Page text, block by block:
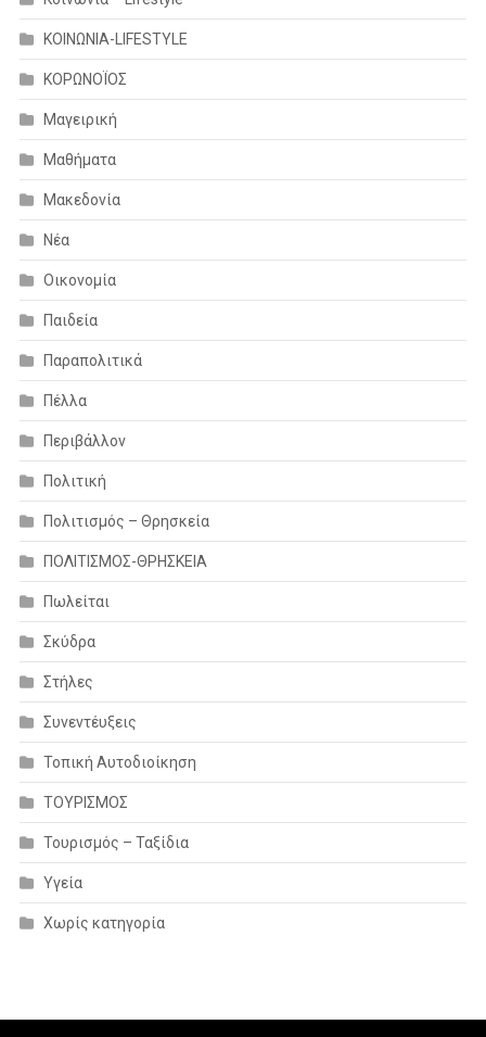
ΚΟΙΝΩΝΙΑ-LIFESTYLE
ΚΟΡΩΝΟΪΟΣ
Μαγειρική
Μαθήματα
Μακεδονία
Νέα
Οικονομία
Παιδεία
Παραπολιτικά
Πέλλα
Περιβάλλον
Πολιτική
Πολιτισμός – Θρησκεία
ΠΟΛΙΤΙΣΜΟΣ-ΘΡΗΣΚΕΙΑ
Πωλείται
Σκύδρα
Στήλες
Συνεντέυξεις
Τοπική Αυτοδιοίκηση
ΤΟΥΡΙΣΜΟΣ
Τουρισμός – Ταξίδια
Υγεία
Χωρίς κατηγορία